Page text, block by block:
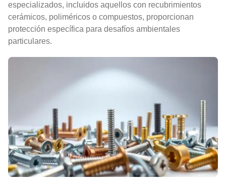
especializados, incluidos aquellos con recubrimientos
cerámicos, poliméricos o compuestos, proporcionan
protección específica para desafíos ambientales
particulares.